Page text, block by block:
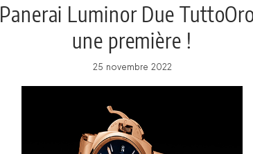
Panerai Luminor Due
une première !
25 novembre 2022